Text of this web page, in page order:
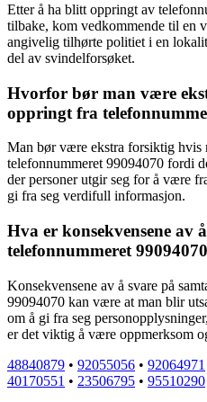
Etter å ha blitt oppringt av
tilbake, kom vedkommende til en
angivelig tilhørte politiet i en
del av svindelforsøket.
Hvorfor bør man være
oppringt fra
Man bør være ekstra forsiktig hvis
telefonnummeret 99094070 fordi
der personer utgir seg for å være
gi fra seg verdifull informasjon.
Hva er konsekvensene av
telefonnummeret
Konsekvensene av å svare på
99094070 kan være at man blir
om å gi fra seg
er det viktig å være oppmerksom
48840879 • 92055056 • 92064971
40170551 • 23506795 • 95510290